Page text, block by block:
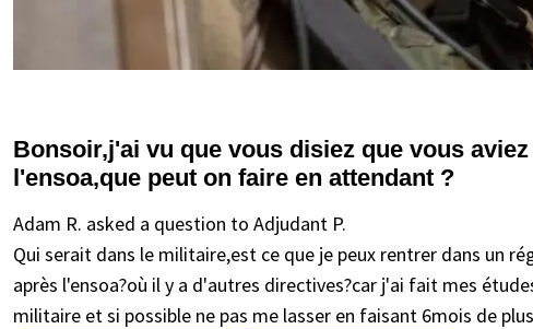
Bonsoir,j'ai vu que vous disiez que vous
l'ensoa,que peut on faire en attendant ?
Adam R. asked a question to Adjudant P.
Qui serait dans le militaire,est ce que je peux rentrer dans un
après l'ensoa?où il y a d'autres directives?car j'ai fait mes
militaire et si possible ne pas me lasser en faisant 6mois de